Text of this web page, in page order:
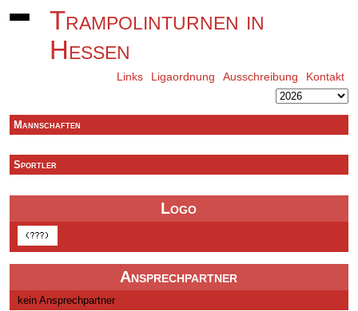
Trampolinturnen in
Hessen
Links Ligaordnung Ausschreibung Kontakt
Logo
Ansprechpartner
kein Ansprechpartner
Mannschaften
Sportler